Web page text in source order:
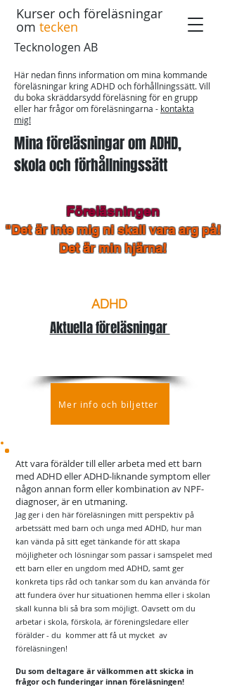
Tecknologen AB
Kurser och föreläsningar
om tecken
Här nedan finns information om mina kommande
föreläsningar kring ADHD och förhållningssätt. Vill
du boka skräddarsydd föreläsning för en grupp
eller har frågor om föreläsningarna - kontakta
mig!
Mina föreläsningar om ADHD,
skola och förhållningssätt
Föreläsningen
"Det är inte mig ni skall vara arg på!
Det är min hjärna!
ADHD
Aktuella föreläsningar
Mer info och biljetter
Att vara förälder till eller arbeta med ett barn
med ADHD eller ADHD-liknande symptom eller
någon annan form eller kombination av NPF-
diagnoser, är en utmaning.
Jag ger i den här föreläsningen mitt perspektiv på
arbetssätt med barn och unga med ADHD, hur man
kan vända på sitt eget tänkande för att skapa
möjligheter och lösningar som passar i samspelet med
ett barn eller en ungdom med ADHD, samt ger
konkreta tips råd och tankar som du kan använda för
att fundera över hur situationen hemma eller i skolan
skall kunna bli så bra som möjligt. Oavsett om du
arbetar i skola, förskola, är föreningsledare eller
förälder - du kommer att få ut mycket av
föreläsningen!
Du som deltagare är välkommen att skicka in
frågor och funderingar innan föreläsningen!